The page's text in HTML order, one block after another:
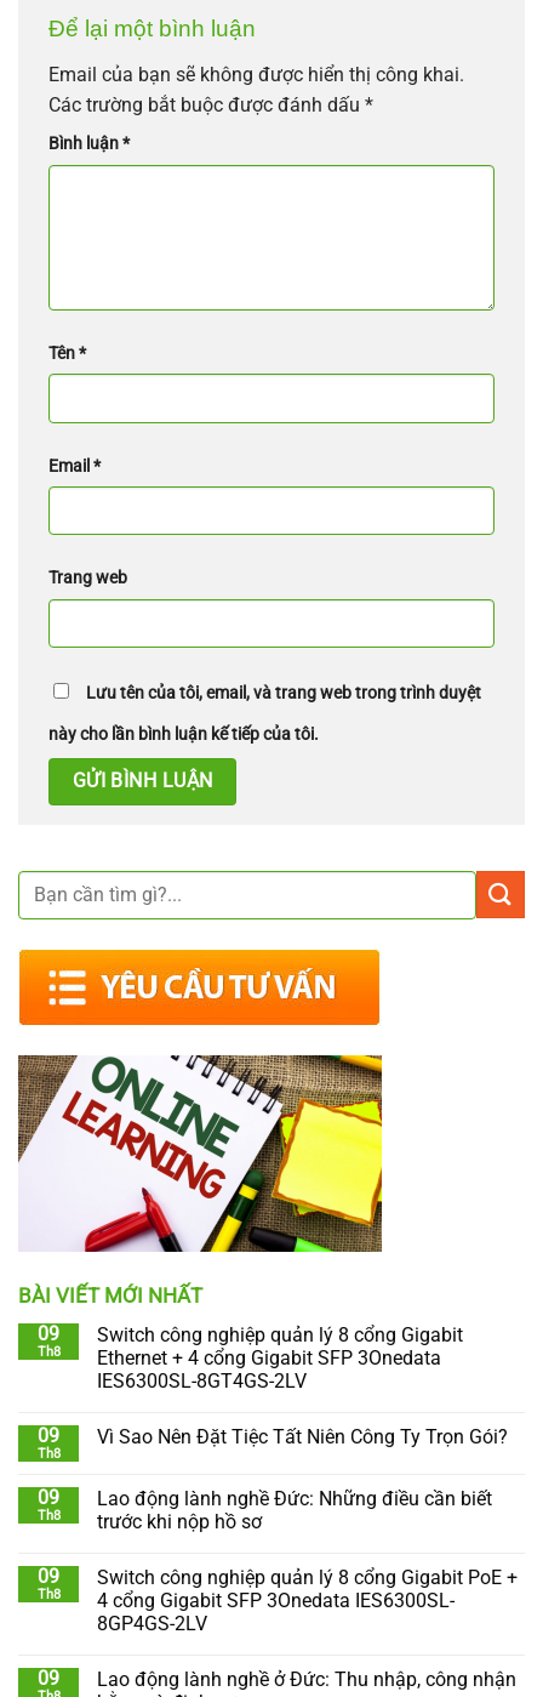
BÀI VIẾT MỚI NHẤT
09
Th8
Switch công nghiệp quản lý 8 cổng Gigabit
Ethernet + 4 cổng Gigabit SFP 3Onedata
IES6300SL-8GT4GS-2LV
09
Th8
Vì Sao Nên Đặt Tiệc Tất Niên Công Ty Trọn Gói?
09
Th8
Lao động lành nghề Đức: Những điều cần biết
trước khi nộp hồ sơ
09
Th8
Switch công nghiệp quản lý 8 cổng Gigabit PoE +
4 cổng Gigabit SFP 3Onedata IES6300SL-
8GP4GS-2LV
09
Lao động lành nghề ở Đức: Thu nhập, công nhận
Để lại một bình luận
Email của bạn sẽ không được hiển thị công khai.
Các trường bắt buộc được đánh dấu *
Bình luận*
Tên*
Email *
Trang web
Lưu tên của tôi, email, và trang web trong trình duyệt
này cho lần bình luận kế tiếp của tôi.